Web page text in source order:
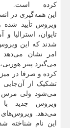
کرده ‌است.
ویروس تأیید شده و
تایوان،
شدند که این
امر نشان می‌دهد
می‌گیرد.پیتر
کرده و صرفا در
تشکیک از
می‌شود ولی مرس
ویروس جدید با
می‌دهد. ویروس‌های
این نام شناخته